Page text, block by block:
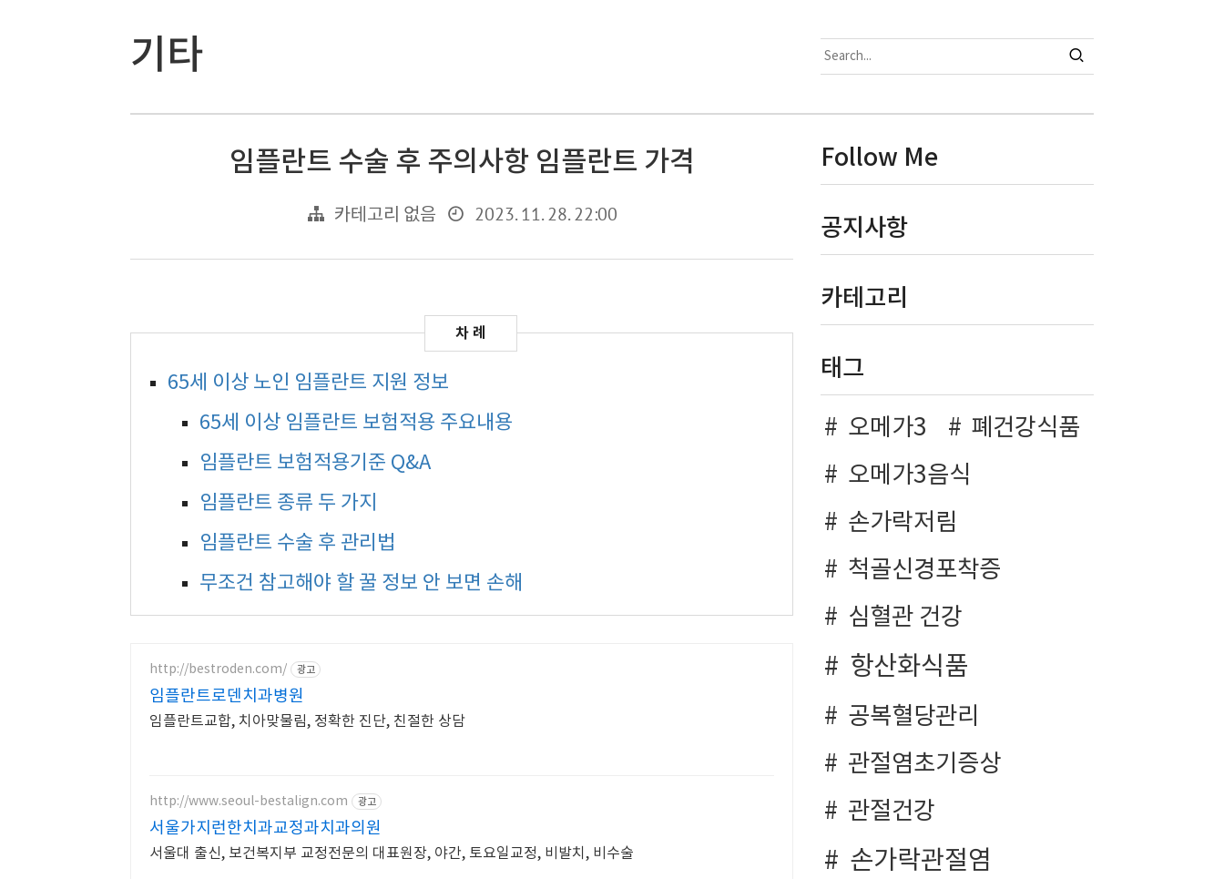
기타
임플란트 수술 후 주의사항 임플란트 가격
카테고리 없음 2023. 11. 28. 22:00
65세 이상 노인 임플란트 지원 정보
65세 이상 임플란트 보험적용 주요내용
임플란트 보험적용기준 Q&A
임플란트 종류 두 가지
임플란트 수술 후 관리법
무조건 참고해야 할 꿀 정보 안 보면 손해
http://bestroden.com/ 광고
임플란트로덴치과병원
임플란트교합, 치아맞물림, 정확한 진단, 친절한 상담
http://www.seoul-bestalign.com 광고
서울가지런한치과교정과치과의원
서울대 출신, 보건복지부 교정전문의 대표원장, 야간, 토요일교정, 비발치, 비수술
Follow Me
공지사항
카테고리
태그
오메가3
폐건강식품
오메가3음식
손가락저림
척골신경포착증
심혈관 건강
항산화식품
공복혈당관리
관절염초기증상
관절건강
손가락관절염